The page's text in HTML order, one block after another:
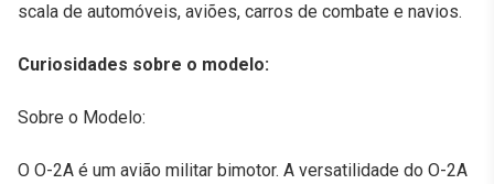
scala de automóveis, aviões, carros de combate e navios.
Curiosidades sobre o modelo:
Sobre o Modelo:
O O-2A é um avião militar bimotor. A versatilidade do O-2A